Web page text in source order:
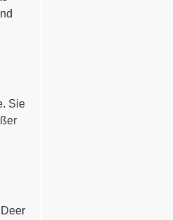
Sie